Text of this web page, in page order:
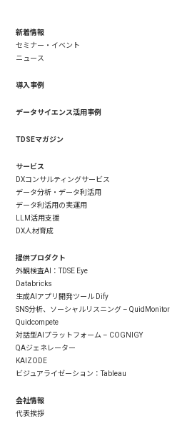
新着情報
セミナー・イベント
ニュース
導入事例
データサイエンス活用事例
TDSEマガジン
サービス
DXコンサルティングサービス
データ分析・データ利活用
データ利活用の実運用
LLM活用支援
DX人材育成
提供プロダクト
外観検査AI：TDSE Eye
Databricks
生成AIアプリ開発ツール Dify
SNS分析、ソーシャルリスニング – QuidMonitor
Quidcompete
対話型AIプラットフォーム – COGNIGY
QAジェネレーター
KAIZODE
ビジュアライゼーション：Tableau
会社情報
代表挨拶